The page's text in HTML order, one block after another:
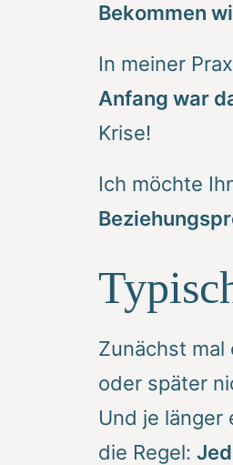
Bekommen
In meiner
Anfang war
Krise!
Ich möchte
Zunächst mal
oder später
Und je
die Regel: